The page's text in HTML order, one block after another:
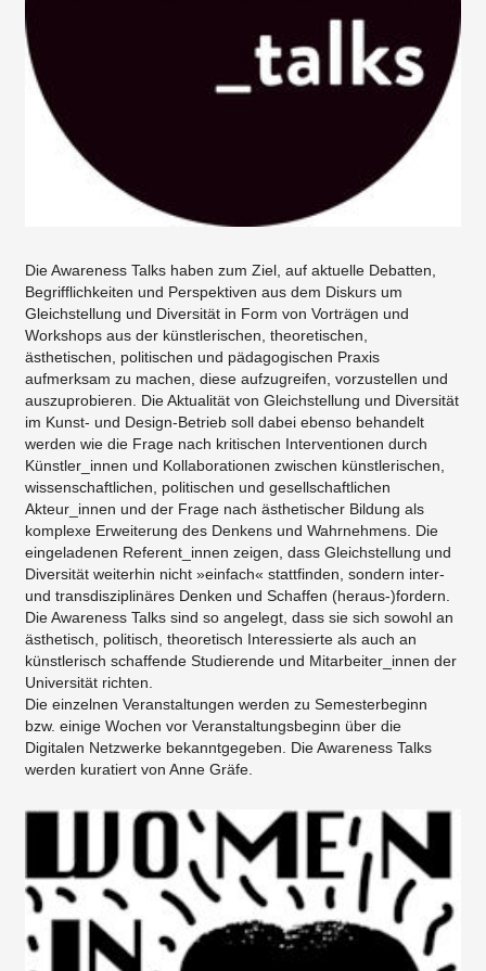
Die Awareness Talks haben zum Ziel, auf aktuelle Debatten,
Begrifflichkeiten und Perspektiven aus dem Diskurs um
Gleichstellung und Diversität in Form von Vorträgen und
Workshops aus der künstlerischen, theoretischen,
ästhetischen, politischen und pädagogischen Praxis
aufmerksam zu machen, diese aufzugreifen, vorzustellen und
auszuprobieren. Die Aktualität von Gleichstellung und Diversität
im Kunst- und Design-Betrieb soll dabei ebenso behandelt
werden wie die Frage nach kritischen Interventionen durch
Künstler_innen und Kollaborationen zwischen künstlerischen,
wissenschaftlichen, politischen und gesellschaftlichen
Akteur_innen und der Frage nach ästhetischer Bildung als
komplexe Erweiterung des Denkens und Wahrnehmens. Die
eingeladenen Referent_innen zeigen, dass Gleichstellung und
Diversität weiterhin nicht »einfach« stattfinden, sondern inter-
und transdisziplinäres Denken und Schaffen (heraus-)fordern.
Die Awareness Talks sind so angelegt, dass sie sich sowohl an
ästhetisch, politisch, theoretisch Interessierte als auch an
künstlerisch schaffende Studierende und Mitarbeiter_innen der
Universität richten.
Die einzelnen Veranstaltungen werden zu Semesterbeginn
bzw. einige Wochen vor Veranstaltungsbeginn über die
Digitalen Netzwerke bekanntgegeben. Die Awareness Talks
werden kuratiert von Anne Gräfe.